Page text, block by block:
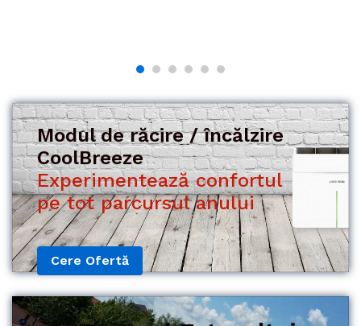
Modul de răcire / încălzire
CoolBreeze
Experimentează confortul
Cere Ofertă